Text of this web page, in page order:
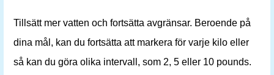
Tillsätt mer vatten och fortsätta avgränsar. Beroende på
dina mål, kan du fortsätta att markera för varje kilo eller
så kan du göra olika intervall, som 2, 5 eller 10 pounds.